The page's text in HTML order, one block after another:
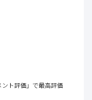
ント評価」で最高評価